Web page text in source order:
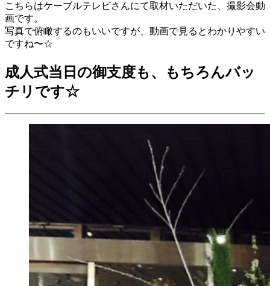
こちらはケーブルテレビさんにて取材いただいた、撮影会動
画です。
写真で俯瞰するのもいいですが、動画で見るとわかりやすい
ですね〜☆
成人式当日の御支度も、もちろんバッ
チリです☆